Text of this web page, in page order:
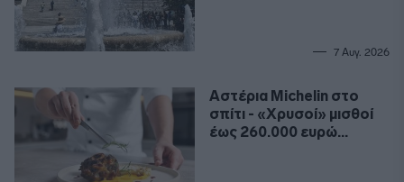
7 Αυγ. 2026
Αστέρια Michelin στο
σπίτι - «Χρυσοί» μισθοί
έως 260.000 ευρώ